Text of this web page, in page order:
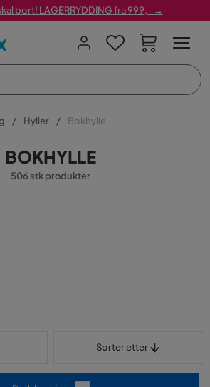
bort! LAGERRYDDING fra 999,- →
Hyller Bokhylle
BOKHYLLE
506 stk produkter
Sorter etter